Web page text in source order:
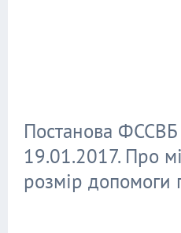
Постанова
19.01.2017. Про
розмір допомоги